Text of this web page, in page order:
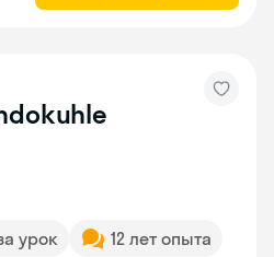
урок
12 лет опыта